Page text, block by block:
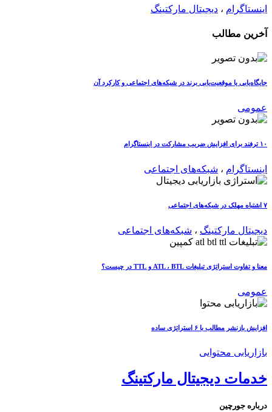
اینستاگرام ، دیجیتال مارکتینگ
آخرین مطالب
جایگاه‌یابی یا موقعیت‌یابی برند در شبکه‌های اجتماعی و کارکرد آن
عمومی
۱۰ ترفند برای افزایش ضریب مشارکت در اینستاگرام
اینستاگرام ، شبکه‌های اجتماعی
۷ اشتباه مهلک در شبکه‌های اجتماعی
دیجیتال مارکتینگ ، شبکه‌های اجتماعی
معنا و تفاوت استراتژی تبلیغات ATL ، BTL و TTL در چیست؟
عمومی
افزایش بازنشر مطالب با ۶ استراتژی ساده
بازاریابی محتوایی
خدمات دیجیتال مارکتینگ
درباره جورچین